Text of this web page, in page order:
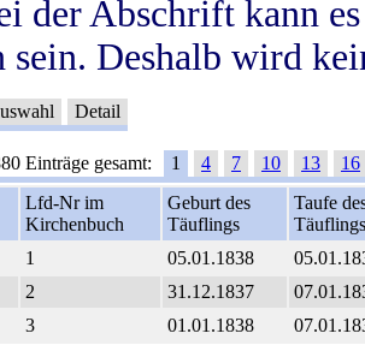
der Abschrift kann
sein. Deshalb wird
Detail
Einträge gesamt: 1 4 7 10 13
16
Lfd-Nr im
Kirchenbuch
Geburt des
Täuflings
Taufe
Täuflings
1 05.01.1838
2 31.12.1837
3 01.01.1838